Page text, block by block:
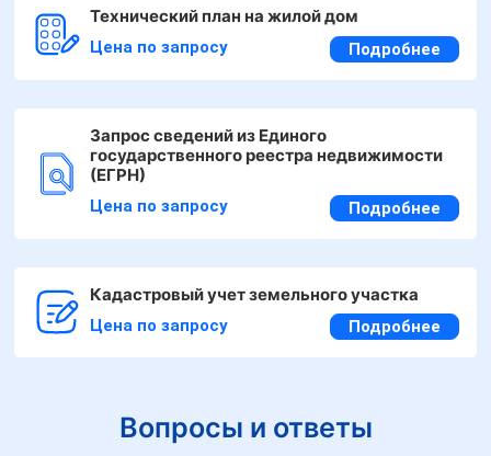
Технический план на жилой дом
Цена по запросу Подробнее
Запрос сведений из Единого
государственного реестра недвижимости
(ЕГРН)
Цена по запросу Подробнее
Кадастровый учет земельного участка
Цена по запросу Подробнее
Вопросы и ответы